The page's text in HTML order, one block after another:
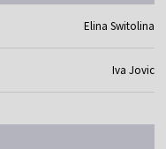
Elina Switolina
Iva Jovic